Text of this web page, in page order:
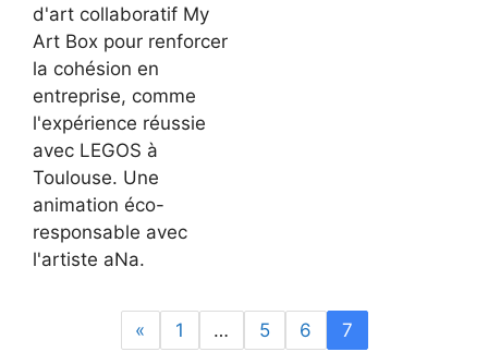
d'art collaboratif My
Art Box pour renforcer
la cohésion en
entreprise, comme
l'expérience réussie
avec LEGOS à
Toulouse. Une
animation éco-
responsable avec
l'artiste aNa.
« 1 … 5 6 7